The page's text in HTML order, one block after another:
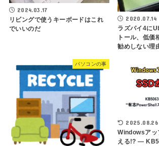
2024.03.17
リビングで使うキーボードはこれ
でいいのだ
2020.07.14
ラズパイ4に
トール、低価
勧めしない理
パソコンの事
2025.08.26
Windowsアッ
える!? ―